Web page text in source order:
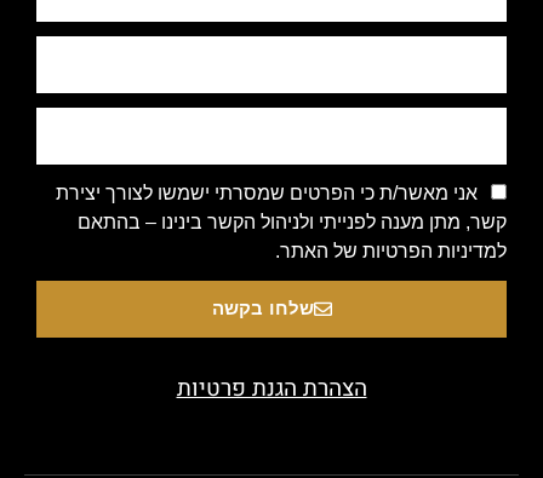
אני מאשר/ת כי הפרטים שמסרתי ישמשו לצורך יצירת
קשר, מתן מענה לפנייתי ולניהול הקשר בינינו – בהתאם
למדיניות הפרטיות של האתר.
שלחו בקשה
הצהרת הגנת פרטיות